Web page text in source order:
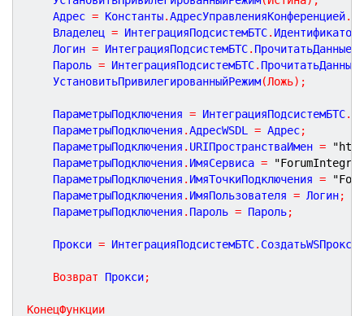
	Адрес
= Константы.АдресУправленияКонференцией.
	Владелец
= ИнтеграцияПодсистемБТС.
	Логин
= ИнтеграцияПодсистемБТС.
	Пароль
= ИнтеграцияПодсистемБТС.
	УстановитьПривилегированныйРежим
(Ложь) ;
	ПараметрыПодключения
= ИнтеграцияПодсистемБТС.
	ПараметрыПодключения
.АдресWSDL = Адрес;
	ПараметрыПодключения
. URIПространстваИмен =
	ПараметрыПодключения
. ИмяСервиса =
	ПараметрыПодключения
. ИмяТочкиПодключения =
	ПараметрыПодключения
. ИмяПользователя = Логин;
	ПараметрыПодключения
. Пароль = Пароль;
	Прокси
= ИнтеграцияПодсистемБТС. СоздатьWSПрокси
Возврат Прокси;
КонецФункции